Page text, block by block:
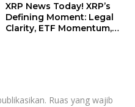
XRP News Today! XRP’s
Defining Moment: Legal
Clarity, ETF Momentum,
Ruas yang wajib